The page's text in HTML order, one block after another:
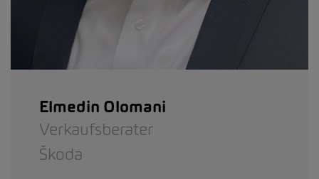
Elmedin Olomani
Verkaufsberater
Škoda